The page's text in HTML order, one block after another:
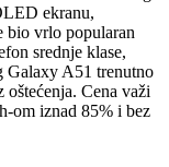
ekranu,
bio vrlo popularan
srednje klase,
Galaxy A51 trenutno
oštećenja. Cena važi
om iznad 85% i bez